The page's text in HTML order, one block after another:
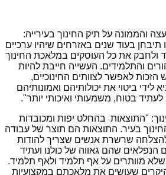
והממונה על תיק החינוך בעירייה:
בעוד שנים באזרחים שיהיו ערכיים
ולחבק את כל העוסקים במלאכת החינוך
והתלמידים. העשייה חייבת להיות
הזכות לאפשר לצוותים החינוכיים,
לידי ביטוי את יכולותיהם ואמונותיהם
בטוח, משמעותי ואיכותי יותר".
"התוצאות בהחלט יפות ומכובדות
בעיר. התוצאות הם תוצר של עבודה
שרשרת אנשים שצריך להודות
הנפלאים שהם גאווה של כולנו ועתיד
שלא מוותרים על אף תלמיד ולאף תלמיד.
שעושים את מלאכתם במקצועיות